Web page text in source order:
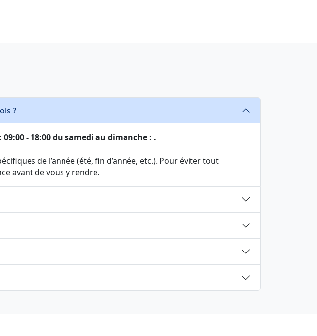
?
- 18:00 du samedi au dimanche : .
de l’année (été, fin d’année, etc.). Pour éviter tout
avant de vous y rendre.